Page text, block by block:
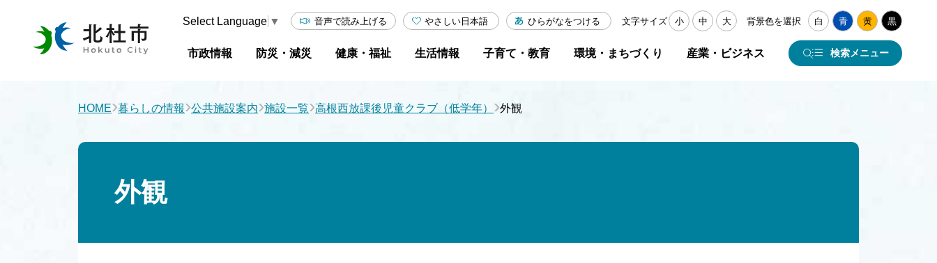
Select Language ▼ 音声で読み上げる やさしい日本語 ひらがなをつける 文字サイズ 小 中 大 背景色を選択 白 青 黄 黒
市政情報 防災・減災 健康・福祉 生活情報 子育て・教育 環境・まちづくり 産業・ビジネス 検索メニュー
HOME›暮らしの情報›公共施設案内›施設一覧›高根西放課後児童クラブ（低学年） ›外観
外観